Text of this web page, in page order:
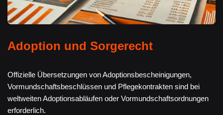
Adoption und Sorgerecht
Offizielle Übersetzungen von Adoptionsbescheinigungen,
Vormundschaftsbeschlüssen und Pflegekontrakten sind bei
weltweiten Adoptionsabläufen oder Vormundschaftsordnungen
erforderlich.